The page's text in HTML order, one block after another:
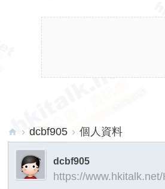
hk
lk.
› dcbf905 › 個人資料
dcbf905
https://